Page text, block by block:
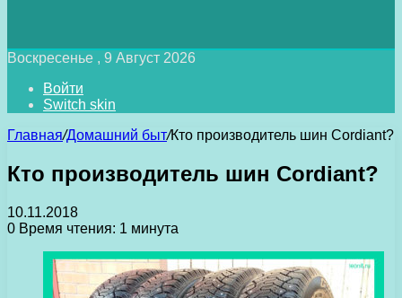
Воскресенье , 9 Август 2026
Войти
Switch skin
Главная/Домашний быт/Кто производитель шин Cordiant?
Кто производитель шин Cordiant?
10.11.2018
0 Время чтения: 1 минута